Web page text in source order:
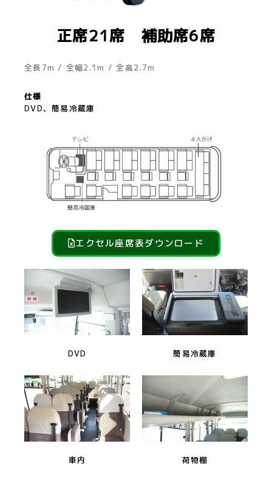
正席21席 補助席6席
全長7m / 全幅2.1m / 全高2.7m
仕様
DVD、簡易冷蔵庫
エクセル座席表ダウンロード
DVD 簡易冷蔵庫
車内 荷物棚